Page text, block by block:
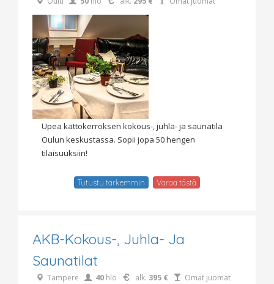
Upea kattokerroksen kokous-, juhla- ja saunatila
Oulun keskustassa. Sopii jopa 50 hengen
tilaisuuksiin!
Tutustu tarkemmin Varaa tästä
AKB-Kokous-, Juhla- Ja
Saunatilat
Tampere 40 hlö alk. 395 € Omat juomat